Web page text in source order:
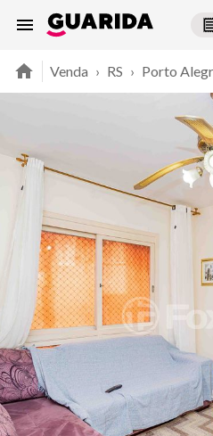
Venda › RS › Porto